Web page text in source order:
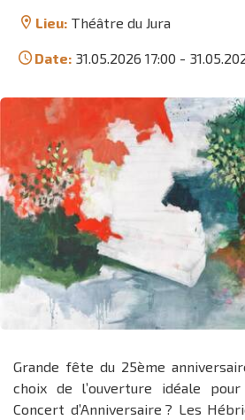
Lieu: Théâtre du Jura
Date: 31.05.2026 17:00 -
Grande fête du 25ème
choix de l’ouverture idéale
Concert d’Anniversaire ? Les